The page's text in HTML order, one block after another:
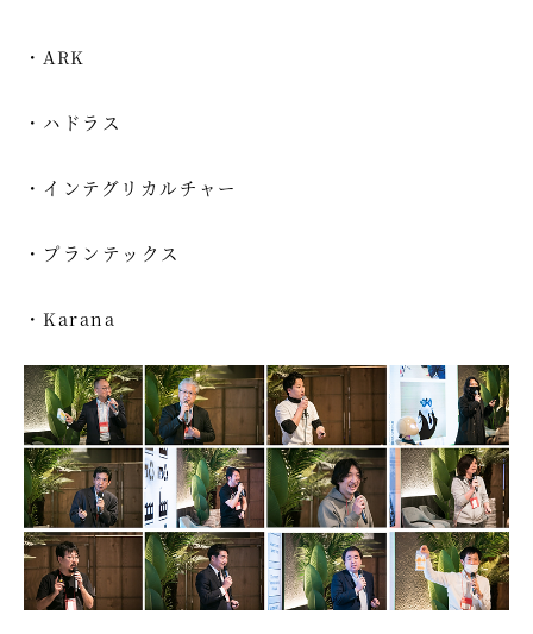
・ARK
・ハドラス
・インテグリカルチャー
・プランテックス
・Karana